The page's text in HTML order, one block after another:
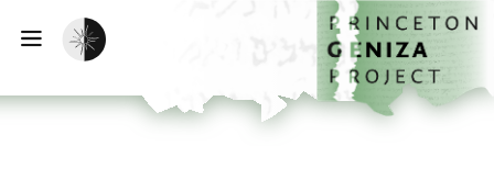
إلى المحتوى الرئيسي
الرئيسية
تفعيل الوضع المظلم